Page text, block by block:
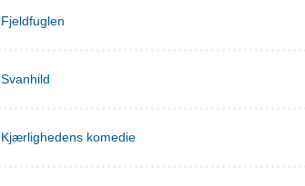
Fjeldfuglen
Svanhild
Kjærlighedens komedie